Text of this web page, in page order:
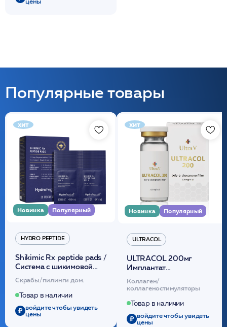
Популярные товары
хит
Новинка Популярный
HYDRO PEPTIDE
Shikimic Rx peptide pads /
Cистема с шикимовой
кислотой обновляющая
(30шт) /HP
Скрабы/пилинги дом.
Товар в наличии
войдите чтобы увидеть
цены
хит
Новинка Популярный
ULTRACOL
ULTRACOL 200мг
Имплантат
внутридермальный,
стерильный на основе
полидиоксанона
/ULTRACOL
Коллаген/
коллагеностимуляторы
Товар в наличии
войдите чтобы увидеть
цены